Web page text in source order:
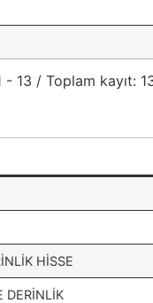
- 13 / Toplam kayıt:
HİSSE
DERİNLİK